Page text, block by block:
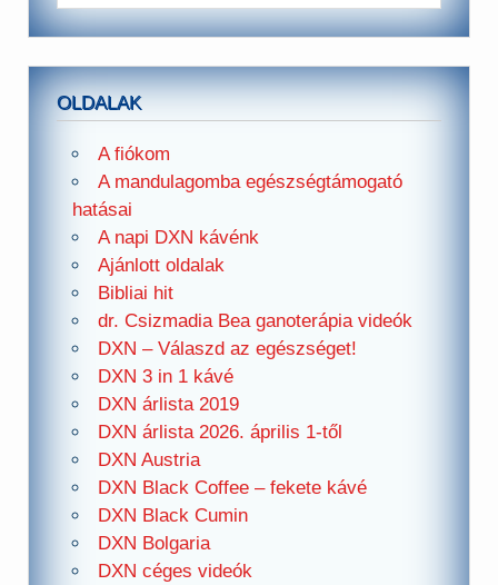
OLDALAK
A fiókom
A mandulagomba egészségtámogató
hatásai
A napi DXN kávénk
Ajánlott oldalak
Bibliai hit
dr. Csizmadia Bea ganoterápia videók
DXN – Válaszd az egészséget!
DXN 3 in 1 kávé
DXN árlista 2019
DXN árlista 2026. április 1-től
DXN Austria
DXN Black Coffee – fekete kávé
DXN Black Cumin
DXN Bolgaria
DXN céges videók